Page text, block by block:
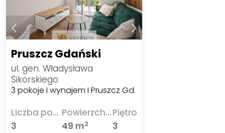
Pruszcz Gdański
ul. gen. Władysława
Sikorskiego
3 pokoje I wynajem I Pruszcz Gd.
Liczba pokoi
3
Powierzchnia
49 m2
Piętro
3